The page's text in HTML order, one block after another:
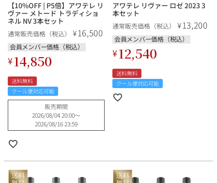
【10%OFF | P5倍】アワテレ リ
ヴァー メトード トラディショ
ネル NV 3本セット
通常販売価格（税込） ¥16,500
会員メンバー価格（税込）
¥14,850
送料無料
クール便対応可能
販売期間
2026/08/04 20:00〜
2026/08/16 23:59
アワテレ リヴァー ロゼ 2023 3
本セット
通常販売価格（税込） ¥13,200
会員メンバー価格（税込）
¥12,540
送料無料
クール便対応可能